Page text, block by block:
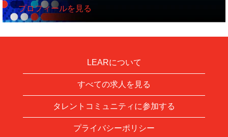
プロフィールを見る
LEARについて
すべての求人を見る
タレントコミュニティに参加する
プライバシーポリシー